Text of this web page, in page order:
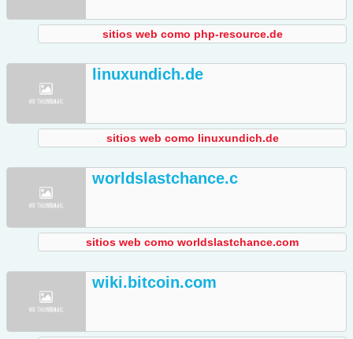
sitios web como php-resource.de
linuxundich.de
sitios web como linuxundich.de
worldslastchance.c
sitios web como worldslastchance.com
wiki.bitcoin.com